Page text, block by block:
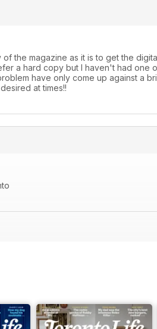
the magazine as it is to get the
a hard copy but I haven't had one
have only come up against a
at times!!